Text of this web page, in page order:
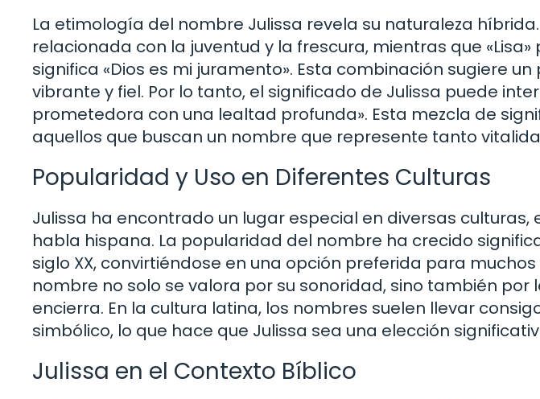
La etimología del nombre Julissa revela su naturaleza híbrida.
relacionada con la juventud y la frescura, mientras que «Lisa»
significa «Dios es mi juramento». Esta combinación sugiere
vibrante y fiel. Por lo tanto, el significado de Julissa puede
prometedora con una lealtad profunda». Esta mezcla de
aquellos que buscan un nombre que represente tanto
Popularidad y Uso en Diferentes Culturas
Julissa ha encontrado un lugar especial en diversas
habla hispana. La popularidad del nombre ha crecido
siglo XX, convirtiéndose en una opción preferida para
nombre no solo se valora por su sonoridad, sino también por
encierra. En la cultura latina, los nombres suelen llevar
simbólico, lo que hace que Julissa sea una elección
Julissa en el Contexto Bíblico